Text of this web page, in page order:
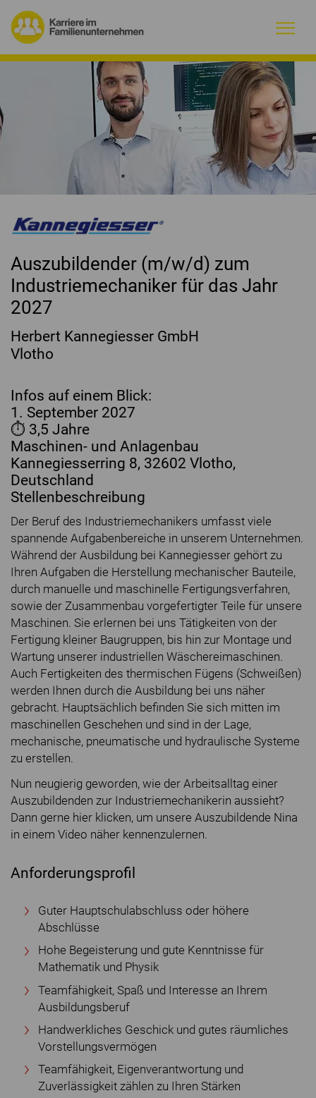
Warum Familienunternehmen?
Firmenprofile
Magazin
Initiative
Kontakt
Auszubildender (m/w/d) zum
Industriemechaniker für das Jahr
2027
Herbert Kannegiesser GmbH
Vlotho
Infos auf einem Blick:
1. September 2027
⏱ 3,5 Jahre
Maschinen- und Anlagenbau
Kannegiesserring 8, 32602 Vlotho,
Deutschland
Stellenbeschreibung
Der Beruf des Industriemechanikers umfasst viele
spannende Aufgabenbereiche in unserem Unternehmen.
Während der Ausbildung bei Kannegiesser gehört zu
Ihren Aufgaben die Herstellung mechanischer Bauteile,
durch manuelle und maschinelle Fertigungsverfahren,
sowie der Zusammenbau vorgefertigter Teile für unsere
Maschinen. Sie erlernen bei uns Tätigkeiten von der
Fertigung kleiner Baugruppen, bis hin zur Montage und
Wartung unserer industriellen Wäschereimaschinen.
Auch Fertigkeiten des thermischen Fügens (Schweißen)
werden Ihnen durch die Ausbildung bei uns näher
gebracht. Hauptsächlich befinden Sie sich mitten im
maschinellen Geschehen und sind in der Lage,
mechanische, pneumatische und hydraulische Systeme
zu erstellen.
Nun neugierig geworden, wie der Arbeitsalltag einer
Auszubildenden zur Industriemechanikerin aussieht?
Dann gerne hier klicken, um unsere Auszubildende Nina
in einem Video näher kennenzulernen.
Anforderungsprofil
Guter Hauptschulabschluss oder höhere
Abschlüsse
Hohe Begeisterung und gute Kenntnisse für
Mathematik und Physik
Teamfähigkeit, Spaß und Interesse an Ihrem
Ausbildungsberuf
Handwerkliches Geschick und gutes räumliches
Vorstellungsvermögen
Teamfähigkeit, Eigenverantwortung und
Zuverlässigkeit zählen zu Ihren Stärken